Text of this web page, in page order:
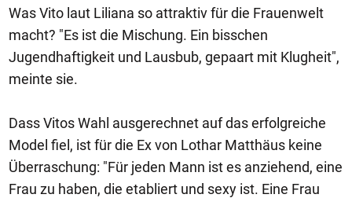
Was Vito laut Liliana so attraktiv für die Frauenwelt
macht? "Es ist die Mischung. Ein bisschen
Jugendhaftigkeit und Lausbub, gepaart mit Klugheit",
meinte sie.
Dass Vitos Wahl ausgerechnet auf das erfolgreiche
Model fiel, ist für die Ex von Lothar Matthäus keine
Überraschung: "Für jeden Mann ist es anziehend, eine
Frau zu haben, die etabliert und sexy ist. Eine Frau